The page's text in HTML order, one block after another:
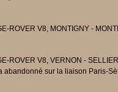
ROVER V8, MONTIGNY -
ROVER V8, VERNON -
abandonné sur la liaison Paris-